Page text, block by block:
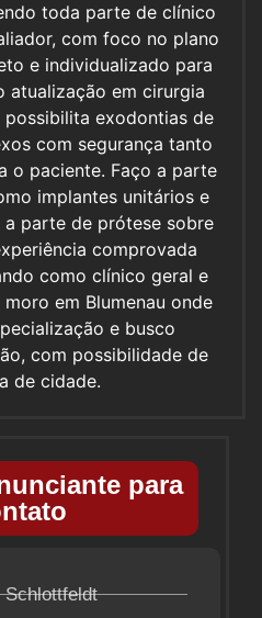
toda parte de clínico
com foco no plano
e individualizado para
atualização em cirurgia
possibilita exodontias de
com segurança tanto
o paciente. Faço a parte
implantes unitários e
parte de prótese sobre
comprovada
como clínico geral e
em Blumenau onde
e busco
com possibilidade de
de cidade.
para
Schlottfeldt